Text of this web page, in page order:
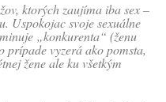
ktorých zaujíma iba sex –
Uspokojac svoje sexuálne
„konkurenta“ (ženu
prípade vyzerá ako pomsta,
žene ale ku všetkým